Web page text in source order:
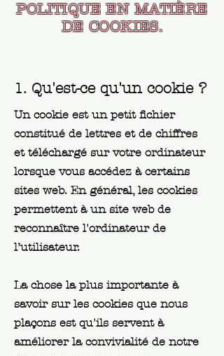
POLITIQUE EN MATIÈRE
DE COOKIES.
1. Qu'est-ce qu'un cookie ?
Un cookie est un petit fichier
constitué de lettres et de chiffres
et téléchargé sur votre ordinateur
lorsque vous accédez à certains
sites web. En général, les cookies
permettent à un site web de
reconnaître l'ordinateur de
l’utilisateur.
La chose la plus importante à
savoir sur les cookies que nous
plaçons est qu'ils servent à
améliorer la convivialité de notre